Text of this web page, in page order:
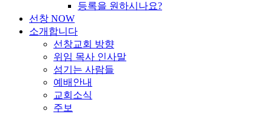
등록을 원하시나요?
선창 NOW
소개합니다
선창교회 방향
위임 목사 인사말
섬기는 사람들
예배안내
교회소식
주보